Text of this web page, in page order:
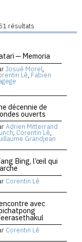
résultats
— Memoria
Josué Morel,
Lê, Fabien
décennie de
ouverts
Adrien Mitterrand
, Corentin Lê,
Grandjean
Bing, l’œil qui
Corentin Lê
avec
Corentin Lê